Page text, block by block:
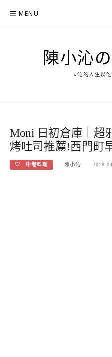
MENU
陳小沁
○沁的人生以
Moni 日初倉庫｜超
烤吐司推薦!西門町
♡ 中港料理 陳小沁 2018-